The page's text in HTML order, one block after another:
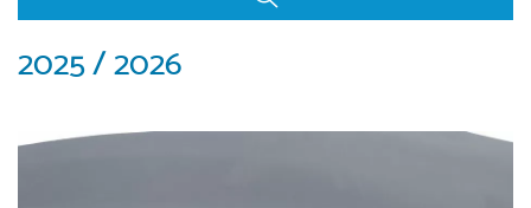
2025 / 2026